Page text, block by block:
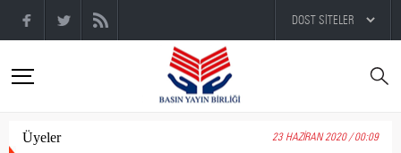
Üyeler 23 HAZİRAN 2020 / 00:09